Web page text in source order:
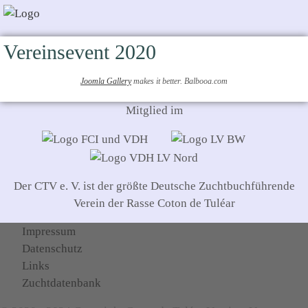
Vereinsevent 2020
Joomla Gallerymakes it better. Balbooa.com
Mitglied im
Der CTV e. V. ist der größte Deutsche Zuchtbuchführende
Verein der Rasse Coton de Tuléar
Impressum
Datenschutz
Links
Zuchtdatenbank